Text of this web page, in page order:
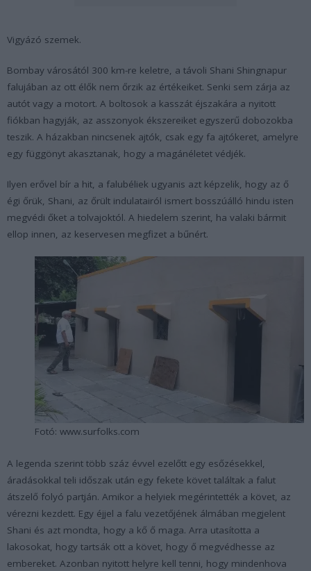
Vigyázó szemek.
Bombay városától 300 km-re keletre, a távoli Shani Shingnapur
falujában az ott élők nem őrzik az értékeiket. Senki sem zárja az
autót vagy a motort. A boltosok a kasszát éjszakára a nyitott
fiókban hagyják, az asszonyok ékszereiket egyszerű dobozokba
teszik. A házakban nincsenek ajtók, csak egy fa ajtókeret, amelyre
egy függönyt akasztanak, hogy a magánéletet védjék.
Ilyen erővel bír a hit, a falubéliek ugyanis azt képzelik, hogy az ő
égi őrük, Shani, az őrült indulatairól ismert bosszúálló hindu isten
megvédi őket a tolvajoktól. A hiedelem szerint, ha valaki bármit
ellop innen, az keservesen megfizet a bűnért.
Fotó: www.surfolks.com
A legenda szerint több száz évvel ezelőtt egy esőzésekkel,
áradásokkal teli időszak után egy fekete követ találtak a falut
átszelő folyó partján. Amikor a helyiek megérintették a követ, az
vérezni kezdett. Egy éjjel a falu vezetőjének álmában megjelent
Shani és azt mondta, hogy a kő ő maga. Arra utasította a
lakosokat, hogy tartsák ott a követ, hogy ő megvédhesse az
embereket. Azonban nyitott helyre kell tenni, hogy mindenhova